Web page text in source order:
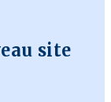
site